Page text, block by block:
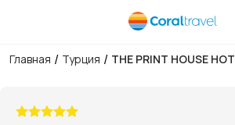
Главная / Турция / THE PRINT HOUSE